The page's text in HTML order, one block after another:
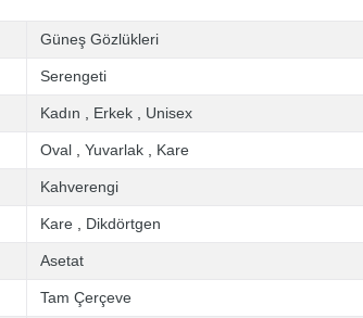
Güneş Gözlükleri
Serengeti
Kadın Erkek Unisex
Oval Yuvarlak Kare
Kahverengi
Kare Dikdörtgen
Asetat
Tam Çerçeve